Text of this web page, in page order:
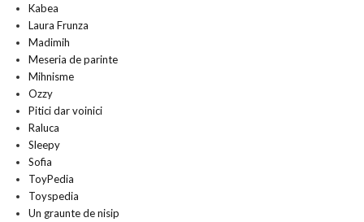
Kabea
Laura Frunza
Madimih
Meseria de parinte
Mihnisme
Ozzy
Pitici dar voinici
Raluca
Sleepy
Sofia
ToyPedia
Toyspedia
Un graunte de nisip